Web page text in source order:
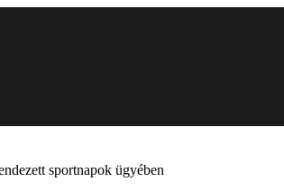
sportnapok ügyében